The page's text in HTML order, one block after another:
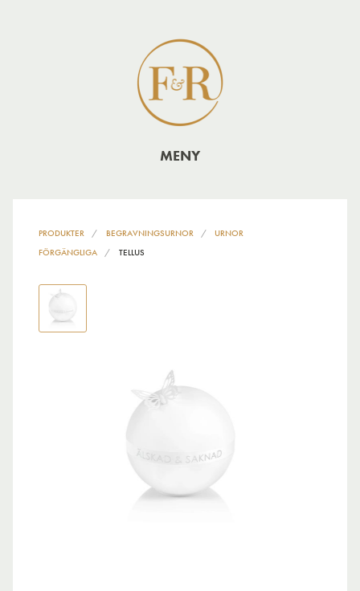
MENY
PRODUKTER BEGRAVNINGSURNOR
URNOR
FÖRGÄNGLIGA
TELLUS